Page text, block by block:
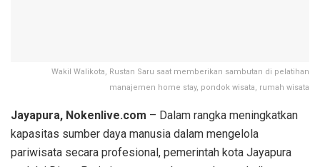
Wakil Walikota, Rustan Saru saat memberikan sambutan di pelatihan
manajemen home stay, pondok wisata, rumah wisata
Jayapura, Nokenlive.com – Dalam rangka meningkatkan
kapasitas sumber daya manusia dalam mengelola
pariwisata secara profesional, pemerintah kota Jayapura